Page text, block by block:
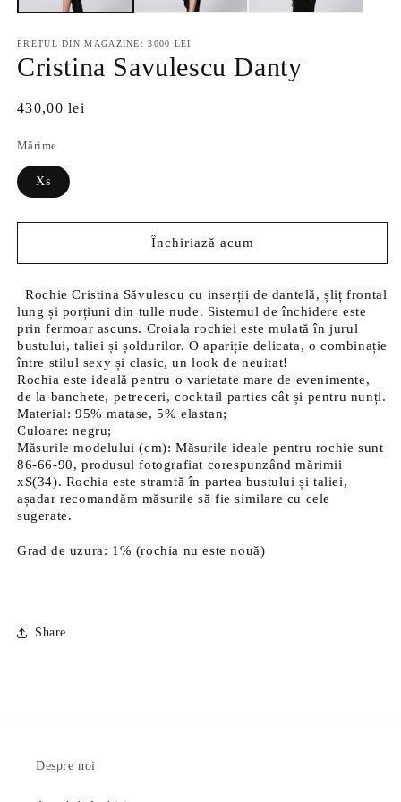
PREȚUL DIN MAGAZINE: 3000 LEI
Cristina Savulescu Danty
Preț
430,00 lei
Mărime
Xs
Închiriază acum
Rochie Cristina Săvulescu cu inserții de dantelă, șliț frontal
lung și porțiuni din tulle nude. Sistemul de închidere este
prin fermoar ascuns. Croiala rochiei este mulată în jurul
bustului, taliei și șoldurilor. O apariție delicata, o combinație
între stilul sexy și clasic, un look de neuitat!
Rochia este ideală pentru o varietate mare de evenimente,
de la banchete, petreceri, cocktail parties cât și pentru nunți.
Material: 95% matase, 5% elastan;
Culoare: negru;
Măsurile modelului (cm): Măsurile ideale pentru rochie sunt
86-66-90, produsul fotografiat corespunzând mărimii
xS(34). Rochia este stramtă în partea bustului și taliei,
așadar recomandăm măsurile să fie similare cu cele
sugerate.
Grad de uzura: 1% (rochia nu este nouă)
Share
Despre noi